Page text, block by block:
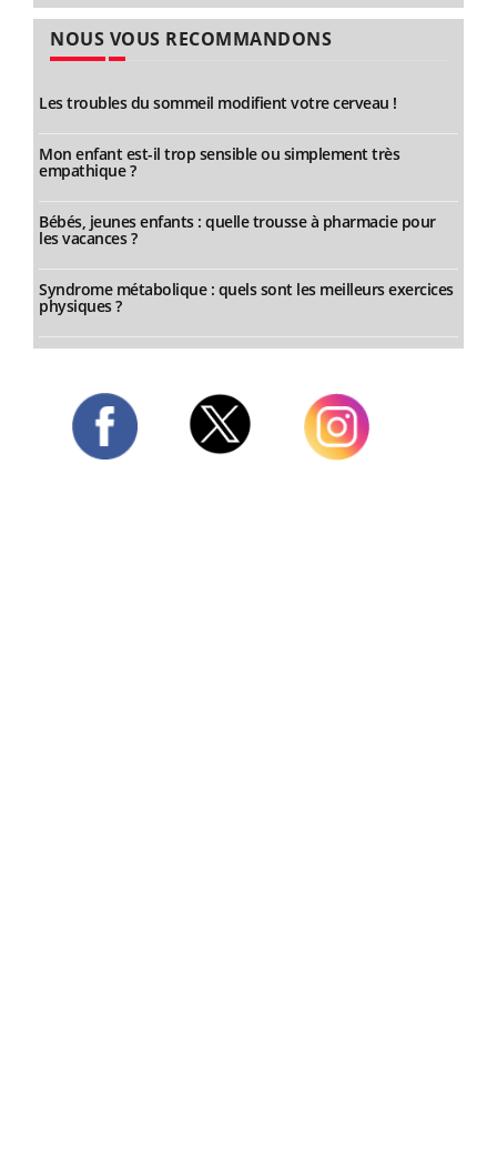
NOUS VOUS RECOMMANDONS
Les troubles du sommeil modifient votre cerveau !
Mon enfant est-il trop sensible ou simplement très
empathique ?
Bébés, jeunes enfants : quelle trousse à pharmacie pour
les vacances ?
Syndrome métabolique : quels sont les meilleurs exercices
physiques ?